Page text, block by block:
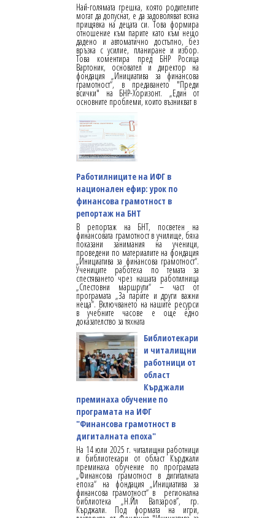
Най-голямата грешка, която родителите
могат да допуснат, е да задоволяват всяка
прищявка на децата си. Това формира
отношение към парите като към нещо
дадено и автоматично достъпно, без
връзка с усилие, планиране и избор.
Това коментира пред БНР Росица
Вартоник, основател и директор на
фондация „Инициатива за финансова
грамотност“, в предаването "Преди
всички" на БНР-Хоризонт. „Един от
основните проблеми, които възникват в
Работилниците на ИФГ в
национален ефир: урок по
финансова грамотност в
репортаж на БНТ
В репортаж на БНТ, посветен на
финансовата грамотност в училище, бяха
показани занимания на ученици,
проведени по материалите на фондация
„Инициатива за финансова грамотност“.
Учениците работеха по темата за
спестяването чрез нашата работилница
„Спестовни маршрути“ – част от
програмата „За парите и други важни
неща“. Включването на нашите ресурси
в учебните часове е още едно
доказателство за тяхната
Библиотекари
и читалищни
работници от
област
Кърджали
преминаха обучение по
програмата на ИФГ
"Финансова грамотност в
дигиталната епоха"
На 14 юли 2025 г. читалищни работници
и библиотекари от област Кърджали
преминаха обучение по програмата
„Финансова грамотност в дигиталната
епоха“ на фондация „Инициатива за
финансова грамотност“ в регионална
библиотека „Н.Йл Вапзаров”, гр.
Кърджали. Под формата на игри,